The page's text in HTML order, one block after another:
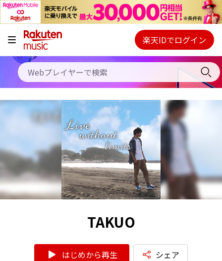
キャンペーン
料金プラン
使い方
初回30日間無料お試し
Webプレイヤー
ご契約内容の確認・変更
楽天IDでログイン
TAKUO
はじめから再生 シェア